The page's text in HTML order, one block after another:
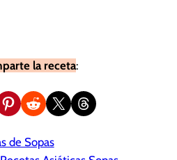
la receta:
Telegramen Pinterest
Compartir en Reddit
Compartir en X Share on Threads
de Sopas